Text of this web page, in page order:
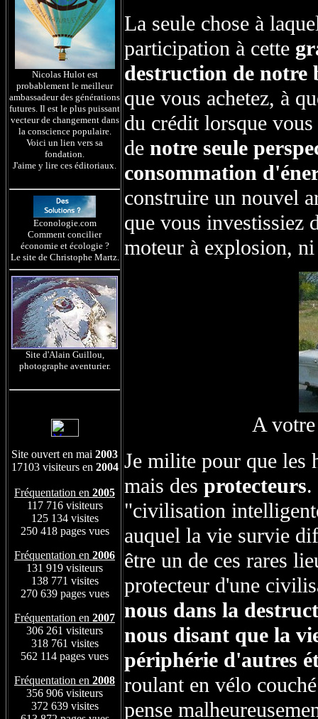
Nicolas Hulot est
probablement le meilleur
ambassadeur des générations
futures. Il est le plus puissant
vecteur de changement dans
la conscience populaire.
Voici un lien vers sa
fondation.
J'aime y lire ces éditoriaux.
Econologie.com
Comment concilier
économie et écologie ?
Le site de Christophe Martz.
Site d'Alain Guillou,
photographe aventurier.
Site ouvert en mai 2003
17103 visiteurs en 2004
Fréquentation en 2005
117 716 visiteurs
125 134 visites
250 418 pages vues
Fréquentation en 2006
131 919 visiteurs
138 771 visites
270 639 pages vues
Fréquentation en 2007
306 261 visiteurs
318 761 visites
562 114 pages vues
Fréquentation en 2008
356 906 visiteurs
372 639 visites
La seule chose à
participation à cette
destruction de notre
que vous achetez, à
du crédit lorsque
de notre seule
consommation
construire un nouvel
que vous investissiez
moteur à explosion,
A
Je milite pour que les
mais des protecteurs.
"civilisation
auquel la vie survie
être un de ces rares
protecteur d'une
nous dans la
nous disant que la
périphérie d'autres
roulant en vélo
pense